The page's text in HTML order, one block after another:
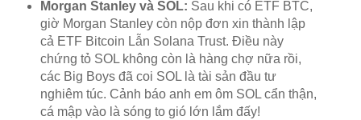
Morgan Stanley và SOL: Sau khi có ETF BTC,
giờ Morgan Stanley còn nộp đơn xin thành lập
cả ETF Bitcoin Lẫn Solana Trust. Điều này
chứng tỏ SOL không còn là hàng chợ nữa rồi,
các Big Boys đã coi SOL là tài sản đầu tư
nghiêm túc. Cảnh báo anh em ôm SOL cẩn thận,
cá mập vào là sóng to gió lớn lắm đấy!